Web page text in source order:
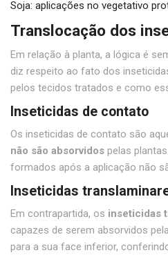
Soja: aplicações no vegetativo
Translocação dos
Em relação à planta, a lógica é
diz respeito ao fato dos
pelos tecidos tratados e como
Inseticidas de contato
Os inseticidas de contato são
não são absorvidos pelas
formados após a aplicação não
Inseticidas
Em contrapartida, os inseticidas
capazes de serem absorvidos
para a sua face inferior,